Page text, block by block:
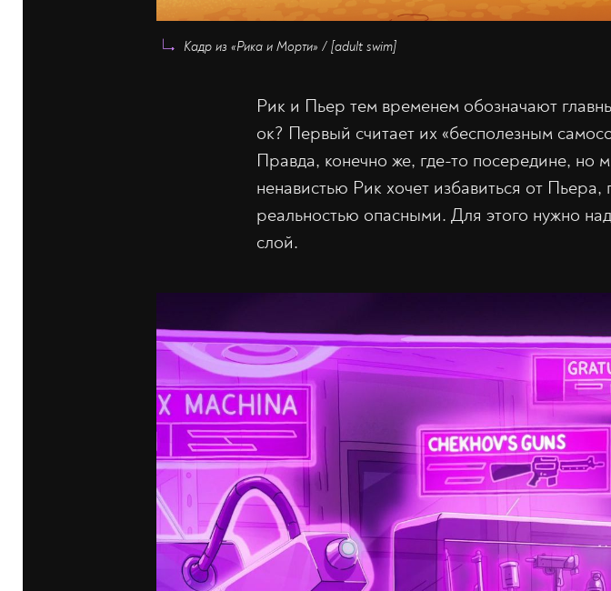
Кадр из «Рика и Морти» / [adult swim]
Рик и Пьер тем временем обозначают
ок? Первый считает их «бесполезным
Правда, конечно же, где-то посередине, но
ненавистью Рик хочет избавиться от
реальностью опасными. Для этого нужно
слой.